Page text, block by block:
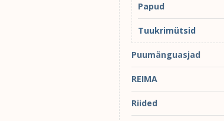
Papud
Tuukrimütsid
Puumänguasjad
REIMA
Riided